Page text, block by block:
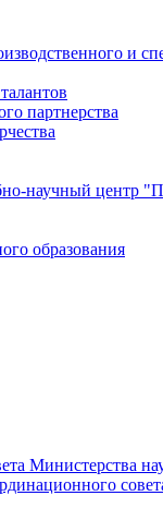
партнерства
научный центр
образования
Министерства